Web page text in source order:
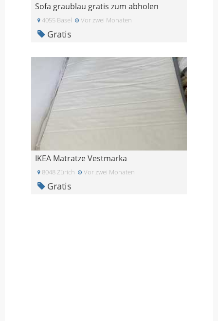
Sofa graublau gratis zum abholen
4055 Basel Vor zwei Monaten
Gratis
IKEA Matratze Vestmarka
8048 Zürich Vor zwei Monaten
Gratis